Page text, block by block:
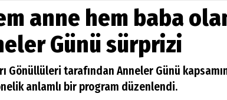
çocukların sırtındaki ağır yük
YAZ BOZ TAHTASI
anne hem baba
Günü sürprizi
Gönüllüleri tarafından Anneler Günü
anlamlı bir program düzenlendi.